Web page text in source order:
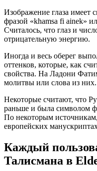
Изображение глаза имеет
фразой «khamsa fi ainek»
Считалось, что глаз и
отрицательную энергию.
Иногда и весь оберег
оттенков, которые, как
свойства. На Ладони
молитвы или слова из них.
Некоторые считают, что
раньше и была символом
По некоторым
европейских
Каждый
Талисмана в